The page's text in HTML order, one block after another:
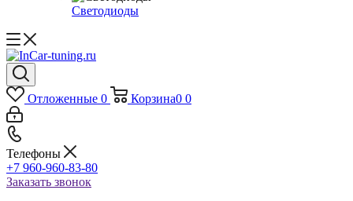
Светодиоды
Отложенные 0 Корзина0 0
Телефоны
+7 960-960-83-80
Заказать звонок